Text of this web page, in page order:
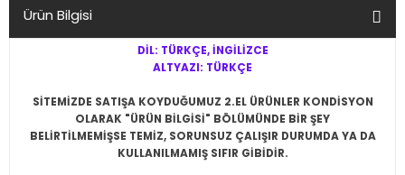
Ürün Bilgisi
DİL: TÜRKÇE, İNGİLİZCE
ALTYAZI: TÜRKÇE
SİTEMİZDE SATIŞA KOYDUĞUMUZ 2.EL ÜRÜNLER KONDİSYON
OLARAK "ÜRÜN BİLGİSİ" BÖLÜMÜNDE BİR ŞEY
BELİRTİLMEMİŞSE TEMİZ, SORUNSUZ ÇALIŞIR DURUMDA YA DA
KULLANILMAMIŞ SIFIR GİBİDİR.